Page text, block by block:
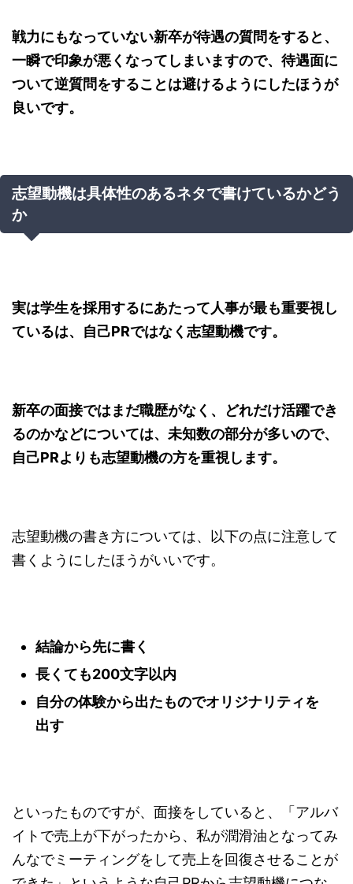
戦力にもなっていない新卒が待遇の質問をすると、
一瞬で印象が悪くなってしまいますので、待遇面に
ついて逆質問をすることは避けるようにしたほうが
良いです。
志望動機は具体性のあるネタで書けているかどう
か
実は学生を採用するにあたって人事が最も重要視し
ているは、自己PRではなく志望動機です。
新卒の面接ではまだ職歴がなく、どれだけ活躍でき
るのかなどについては、未知数の部分が多いので、
自己PRよりも志望動機の方を重視します。
志望動機の書き方については、以下の点に注意して
書くようにしたほうがいいです。
結論から先に書く
長くても200文字以内
自分の体験から出たものでオリジナリティを
出す
といったものですが、面接をしていると、「アルバ
イトで売上が下がったから、私が潤滑油となってみ
んなでミーティングをして売上を回復させることが